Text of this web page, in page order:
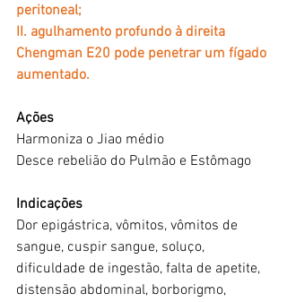
peritoneal;
II. agulhamento profundo à direita
Chengman E20 pode penetrar um fígado
aumentado.
Ações
Harmoniza o Jiao médio
Desce rebelião do Pulmão e Estômago
Indicações
Dor epigástrica, vômitos, vômitos de
sangue, cuspir sangue, soluço,
dificuldade de ingestão, falta de apetite,
distensão abdominal, borborigmo,